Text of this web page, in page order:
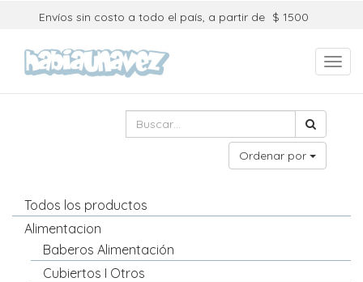
Envíos sin costo a todo el país, a partir de $ 1500
Ordenar por
Todos los productos
Alimentacion
Baberos Alimentación
Cubiertos I Otros